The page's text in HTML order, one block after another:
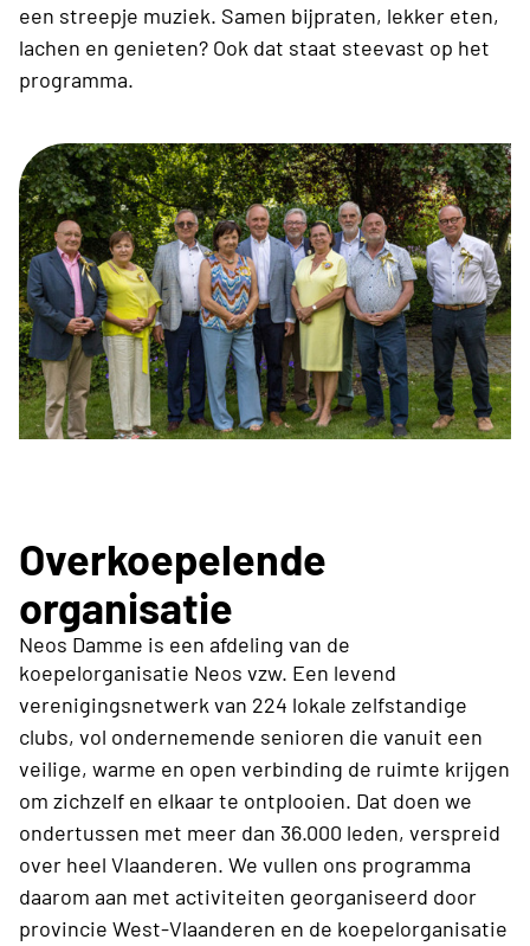
een streepje muziek. Samen bijpraten, lekker eten,
lachen en genieten? Ook dat staat steevast op het
programma.
Overkoepelende
organisatie
Neos Damme is een afdeling van de
koepelorganisatie Neos vzw. Een levend
verenigingsnetwerk van 224 lokale zelfstandige
clubs, vol ondernemende senioren die vanuit een
veilige, warme en open verbinding de ruimte krijgen
om zichzelf en elkaar te ontplooien. Dat doen we
ondertussen met meer dan 36.000 leden, verspreid
over heel Vlaanderen. We vullen ons programma
daarom aan met activiteiten georganiseerd door
provincie West-Vlaanderen en de koepelorganisatie